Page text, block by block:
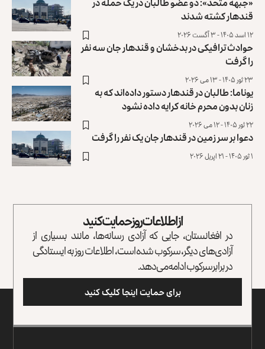
قندهار کشته شدند
۱۲ اسد ۱۴۰۵ - ۳ آگست ۲۰۲۶
حوادث ترافیکی در بدخشان و قندهار جان سه نفر
را گرفت
۲۳ ثور ۱۴۰۵ - ۱۳ می ۲۰۲۶
یوناما: طالبان در قندهار دستور داده‌اند که به
زنان بدون محرم خانه کرایه داده نشود
۲۲ ثور ۱۴۰۵ - ۱۲ می ۲۰۲۶
دعوا بر سر زمین در قندهار جان یک نفر را گرفت
۱ ثور ۱۴۰۵ - ۲۱ اپریل ۲۰۲۶
از اطلاعات روز حمایت کنید
در افغانستان، جایی که آزادی رسانه‌ها، مانند بسیاری از
آزادی‌های دیگر، سرکوب شده است، اطلاعات روز به ایستادگی
در برابر سرکوب ادامه می‌دهد.
برای حمایت اینجا کلیک کنید